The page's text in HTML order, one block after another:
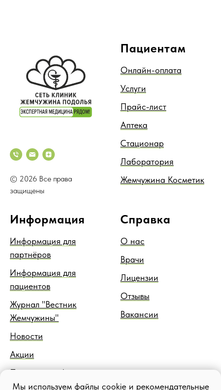
© 2026 Все права
защищены
Пациентам
Онлайн-оплата
Услуги
Прайс-лист
Аптека
Стационар
Лаборатория
Жемчужина Косметик
Информация
Информация для
партнёров
Информация для
пациентов
Журнал "Вестник
Жемчужины"
Новости
Акции
Правовая информация
Справка
О нас
Врачи
Лицензии
Отзывы
Вакансии
Мы используем файлы cookie и рекомендательные